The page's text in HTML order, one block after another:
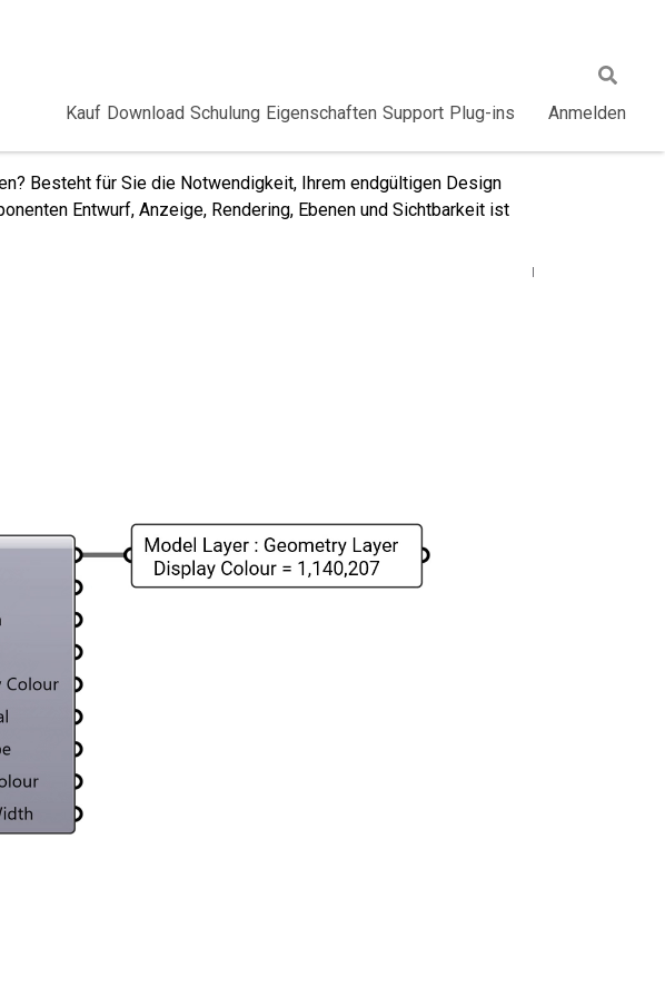
Kauf Download Schulung Eigenschaften Support Plug-ins Anmelden
Besteht für Sie die Notwendigkeit, Ihrem endgültigen Design
Entwurf, Anzeige, Rendering, Ebenen und Sichtbarkeit ist